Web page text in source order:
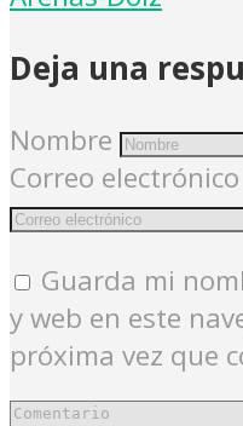
Deja una
Nombre
Correo electrónico
Guarda mi
y web en este
próxima vez que